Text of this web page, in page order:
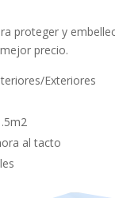
proteger y
precio.
Exteriores
al tacto